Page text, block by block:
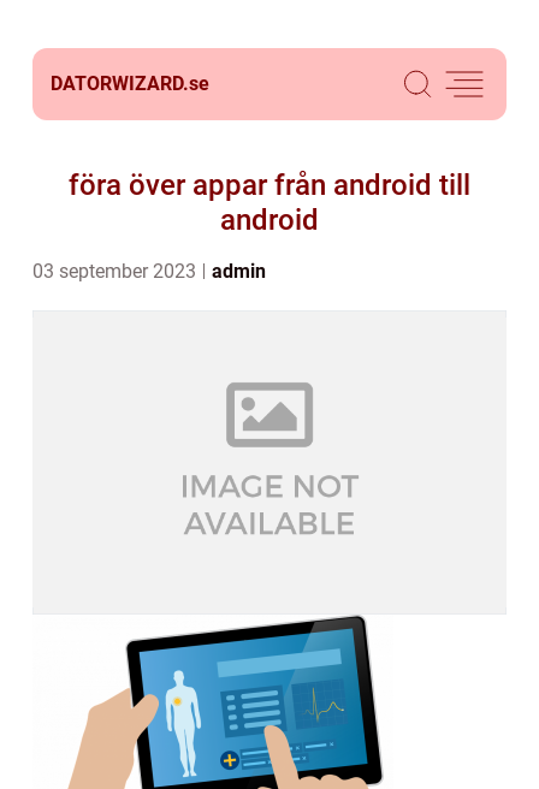
DATORWIZARD.se
föra över appar från android till
android
03 september 2023 admin